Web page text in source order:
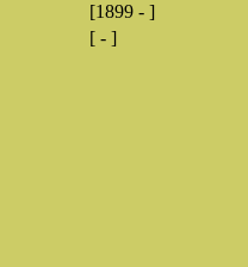
[1899 - ]
[ - ]